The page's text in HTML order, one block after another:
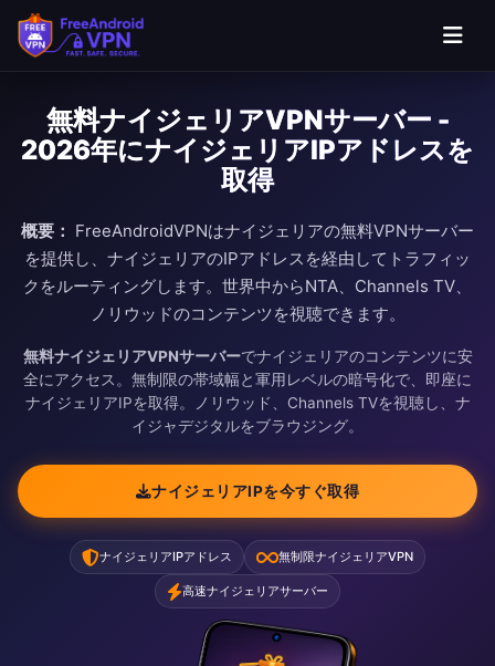
無料ナイジェリアVPNサーバー -
2026年にナイジェリアIPアドレスを
取得
概要： FreeAndroidVPNはナイジェリアの無料VPNサーバー
を提供し、ナイジェリアのIPアドレスを経由してトラフィッ
クをルーティングします。世界中からNTA、Channels TV、
ノリウッドのコンテンツを視聴できます。
無料ナイジェリアVPNサーバーでナイジェリアのコンテンツに安
全にアクセス。無制限の帯域幅と軍用レベルの暗号化で、即座に
ナイジェリアIPを取得。ノリウッド、Channels TVを視聴し、ナ
イジャデジタルをブラウジング。
ナイジェリアIPを今すぐ取得
ナイジェリアIPアドレス 無制限ナイジェリアVPN
高速ナイジェリアサーバー